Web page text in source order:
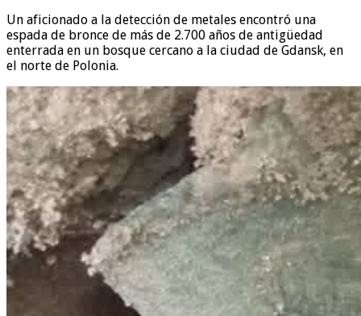
Un aficionado a la detección de metales encontró una
espada de bronce de más de 2.700 años de antigüedad
enterrada en un bosque cercano a la ciudad de Gdansk, en
el norte de Polonia.